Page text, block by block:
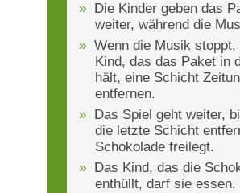
Die Kinder geben das
weiter, während die
Wenn die Musik stoppt,
Kind, das das Paket in
hält, eine Schicht
entfernen.
Das Spiel geht weiter,
die letzte Schicht
Schokolade freilegt.
Das Kind, das die
enthüllt, darf sie essen.